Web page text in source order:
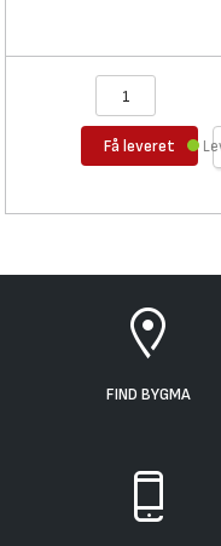
Få leveret
FIND BYGMA